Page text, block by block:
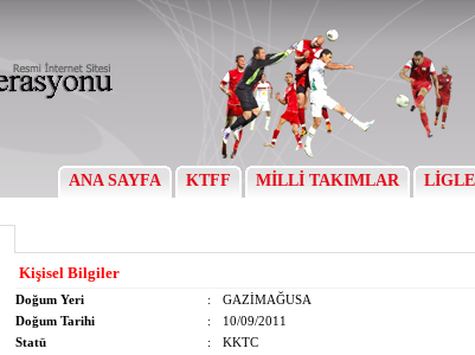
ANA SAYFA KTFF MİLLİ TAKIMLAR
Kişisel Bilgiler
Doğum Yeri :
GAZİMAĞUSA
Doğum Tarihi
:
10/09/2011
Statü
:
KKTC